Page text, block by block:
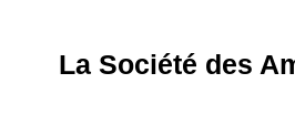
La Société des